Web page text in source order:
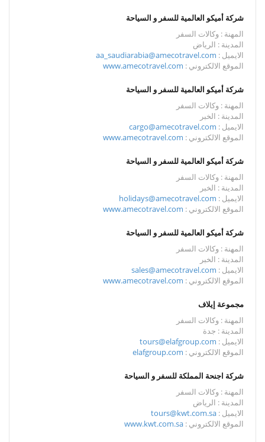
شركة أميكو العالمية للسفر و السياحة
المهنة : وكالات السفر
المدينة : الرياض
الايميل : aa_saudiarabia@amecotravel.com
الموقع الالكتروني : www.amecotravel.com
شركة أميكو العالمية للسفر و السياحة
المهنة : وكالات السفر
المدينة : الخبر
الايميل : cargo@amecotravel.com
الموقع الالكتروني : www.amecotravel.com
شركة أميكو العالمية للسفر و السياحة
المهنة : وكالات السفر
المدينة : الخبر
الايميل : holidays@amecotravel.com
الموقع الالكتروني : www.amecotravel.com
شركة أميكو العالمية للسفر و السياحة
المهنة : وكالات السفر
المدينة : الخبر
الايميل : sales@amecotravel.com
الموقع الالكتروني : www.amecotravel.com
مجموعة إيلاف
المهنة : وكالات السفر
المدينة : جدة
الايميل : tours@elafgroup.com
الموقع الالكتروني : elafgroup.com
شركة اجنحة المملكة للسفر و السياحة
المهنة : وكالات السفر
المدينة : الرياض
الايميل : tours@kwt.com.sa
الموقع الالكتروني : www.kwt.com.sa